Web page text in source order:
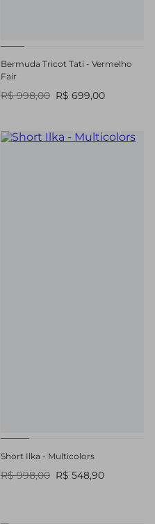
Bermuda Tricot Tati - Vermelho
Fair
R$ 998,00 R$ 699,00
Short Ilka - Multicolors
R$ 998,00 R$ 548,90